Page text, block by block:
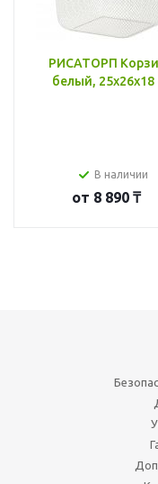
РИСАТОРП
белый, 25x26x18
В наличии
от 8 890 ₸